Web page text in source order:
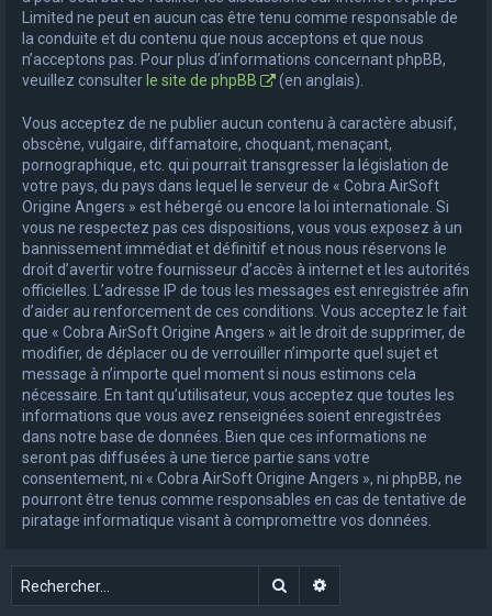
Limited ne peut en aucun cas être tenu comme responsable de
la conduite et du contenu que nous acceptons et que nous
n’acceptons pas. Pour plus d’informations concernant phpBB,
veuillez consulter le site de phpBB (en anglais).
Vous acceptez de ne publier aucun contenu à caractère abusif,
obscène, vulgaire, diffamatoire, choquant, menaçant,
pornographique, etc. qui pourrait transgresser la législation de
votre pays, du pays dans lequel le serveur de « Cobra AirSoft
Origine Angers » est hébergé ou encore la loi internationale. Si
vous ne respectez pas ces dispositions, vous vous exposez à un
bannissement immédiat et définitif et nous nous réservons le
droit d’avertir votre fournisseur d’accès à internet et les autorités
officielles. L’adresse IP de tous les messages est enregistrée afin
d’aider au renforcement de ces conditions. Vous acceptez le fait
que « Cobra AirSoft Origine Angers » ait le droit de supprimer, de
modifier, de déplacer ou de verrouiller n’importe quel sujet et
message à n’importe quel moment si nous estimons cela
nécessaire. En tant qu’utilisateur, vous acceptez que toutes les
informations que vous avez renseignées soient enregistrées
dans notre base de données. Bien que ces informations ne
seront pas diffusées à une tierce partie sans votre
consentement, ni « Cobra AirSoft Origine Angers », ni phpBB, ne
pourront être tenus comme responsables en cas de tentative de
piratage informatique visant à compromettre vos données.
Rechercher